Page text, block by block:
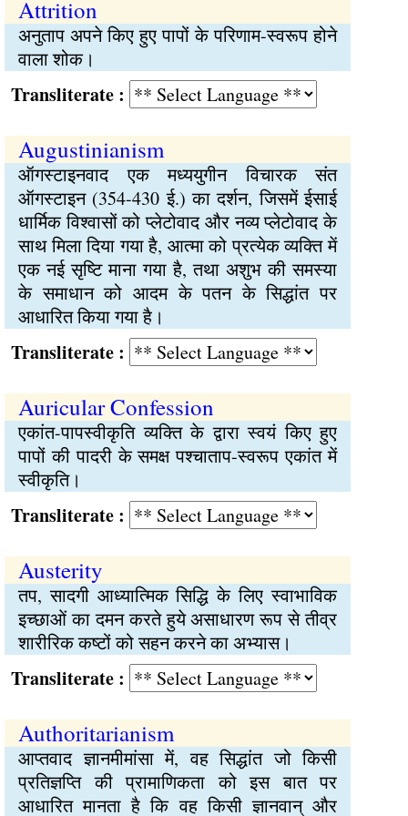
Attrition
अनुताप अपने किए हुए पापों के परिणाम-स्वरूप होने
वाला शोक।
:
Augustinianism
ऑगस्टाइनवाद एक मध्ययुगीन विचारक संत
ऑगस्टाइन (354-430 ई.) का दर्शन, जिसमें ईसाई
धार्मिक विश्वासों को प्लेटोवाद और नव्य प्लेटोवाद के
साथ मिला दिया गया है, आत्मा को प्रत्येक व्यक्ति में
एक नई सृष्टि माना गया है, तथा अशुभ की समस्या
के समाधान को आदम के पतन के सिद्धांत पर
आधारित किया गया है।
:
Auricular Confession
एकांत-पापस्वीकृति व्यक्ति के द्वारा स्वयं किए हुए
पापों की पादरी के समक्ष पश्चाताप-स्वरूप एकांत में
स्वीकृति।
:
Austerity
तप, सादगी आध्यात्मिक सिद्धि के लिए स्वाभाविक
इच्छाओं का दमन करते हुये असाधारण रूप से तीव्र
शारीरिक कष्टों को सहन करने का अभ्यास।
:
Authoritarianism
आप्तवाद ज्ञानमीमांसा में, वह सिद्धांत जो किसी
प्रतिज्ञप्ति की प्रामाणिकता को इस बात पर
आधारित मानता है कि वह किसी ज्ञानवान् और